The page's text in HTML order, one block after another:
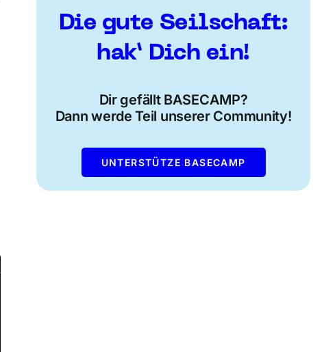
Die gute Seilschaft:
hak’ Dich ein!
Dir gefällt BASECAMP?
Dann werde Teil unserer Community!
UNTERSTÜTZE BASECAMP